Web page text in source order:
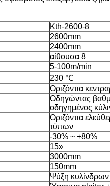
Kth-2600-8
2600mm
2400mm
αίθουσα 8
5-100m/min
230 ℃
Οριζόντια
Οδηγώντας
οδηγημένος
Οριζόντια
τύπων
-30% ~ +80%
15»
3000mm
150mm
Ψύξη